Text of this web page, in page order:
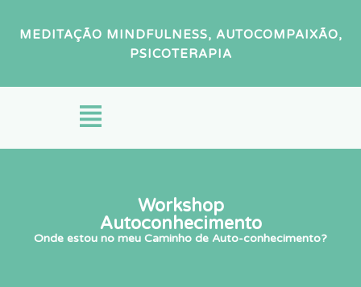
MEDITAÇÃO MINDFULNESS, AUTOCOMPAIXÃO,
PSICOTERAPIA
Workshop
Autoconhecimento
Onde estou no meu Caminho de Auto-conhecimento?